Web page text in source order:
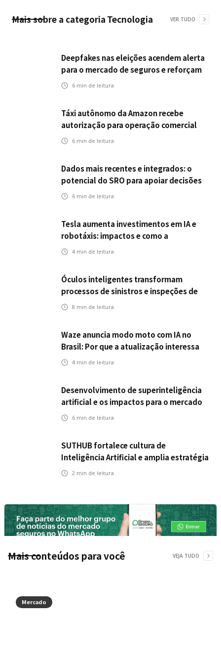
Mais sobre a categoria Tecnologia VER TUDO
Deepfakes nas eleições acendem alerta
para o mercado de seguros e reforçam
desafios da inteligência artificial
6 min de leitura
Táxi autônomo da Amazon recebe
autorização para operação comercial
nos EUA: como a circulação desses
6 min de leitura
Dados mais recentes e integrados: o
potencial do SRO para apoiar decisões
nas seguradoras
6 min de leitura
Tesla aumenta investimentos em IA e
robotáxis: impactos e como a
mobilidade autônoma transforma o
4 min de leitura
Óculos inteligentes transformam
processos de sinistros e inspeções de
seguros
8 min de leitura
Waze anuncia modo moto com IA no
Brasil: Por que a atualização interessa
ao mercado segurador?
4 min de leitura
Desenvolvimento de superinteligência
artificial e os impactos para o mercado
de seguros
6 min de leitura
SUTHUB fortalece cultura de
Inteligência Artificial e amplia estratégia
para toda a organização
2 min de leitura
Mais conteúdos para você VEJA TUDO
Mercado